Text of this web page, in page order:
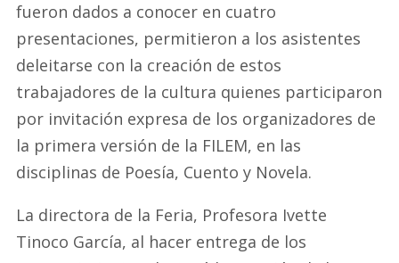
fueron dados a conocer en cuatro
presentaciones, permitieron a los asistentes
deleitarse con la creación de estos
trabajadores de la cultura quienes participaron
por invitación expresa de los organizadores de
la primera versión de la FILEM, en las
disciplinas de Poesía, Cuento y Novela.
La directora de la Feria, Profesora Ivette
Tinoco García, al hacer entrega de los